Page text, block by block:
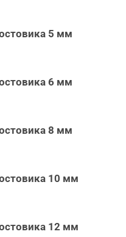
5 мм
6 мм
8 мм
10 мм
12 мм